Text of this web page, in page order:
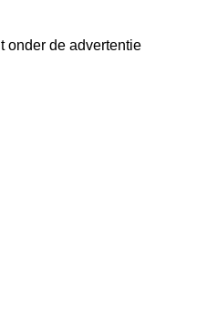
onder de advertentie